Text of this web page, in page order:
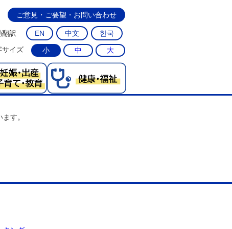
ご意見・ご要望・お問い合わせ
翻訳 EN 中文
한국
サイズ
小 中 大
す。